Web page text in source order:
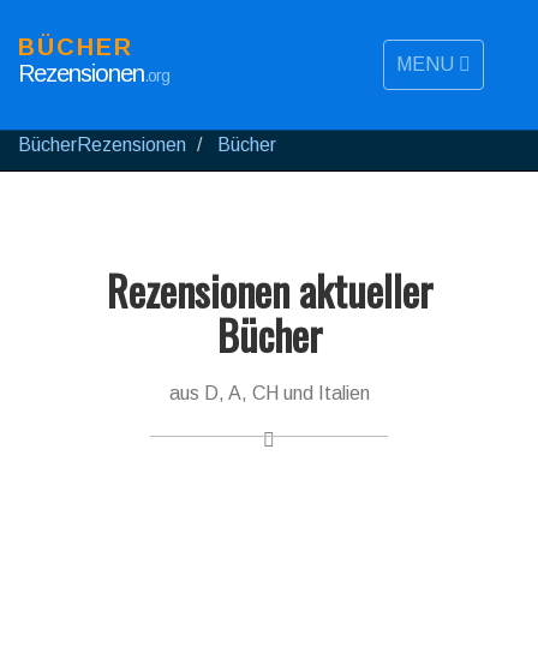
MENU
BÜCHER
Rezensionen.org
BücherRezensionen Bücher
Rezensionen aktueller
Bücher
aus D, A, CH und Italien